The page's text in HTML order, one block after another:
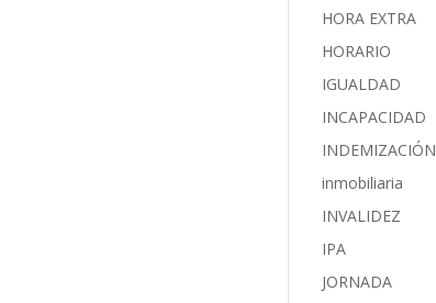
HORA EXTRA
HORARIO
IGUALDAD
INCAPACIDAD
INDEMIZACIÓN
inmobiliaria
INVALIDEZ
IPA
JORNADA